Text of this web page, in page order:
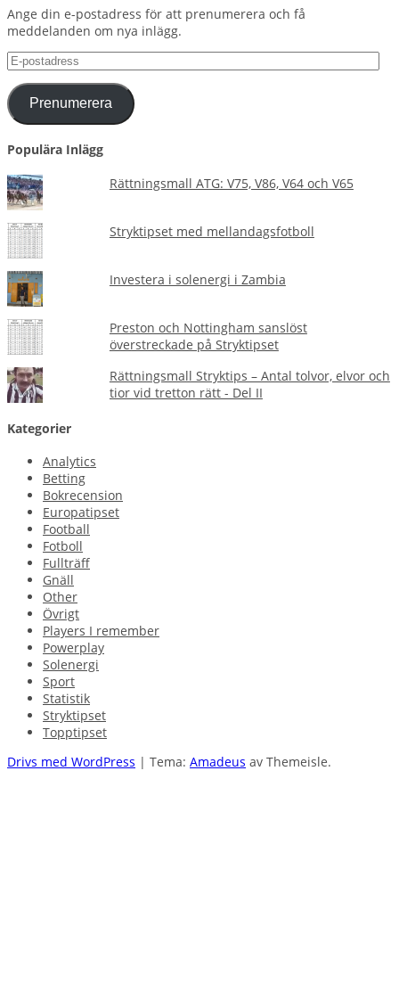
Ange din e-postadress för att prenumerera och få
meddelanden om nya inlägg.
E-
postadress
Prenumerera
Populära Inlägg
Rättningsmall ATG: V75, V86, V64 och V65
Stryktipset med mellandagsfotboll
Investera i solenergi i Zambia
Preston och Nottingham sanslöst
överstreckade på Stryktipset
Rättningsmall Stryktips – Antal tolvor, elvor och
tior vid tretton rätt - Del II
Kategorier
Analytics
Betting
Bokrecension
Europatipset
Football
Fotboll
Fullträff
Gnäll
Other
Övrigt
Players I remember
Powerplay
Solenergi
Sport
Statistik
Stryktipset
Topptipset
Drivs med WordPress | Tema: Amadeus av Themeisle.